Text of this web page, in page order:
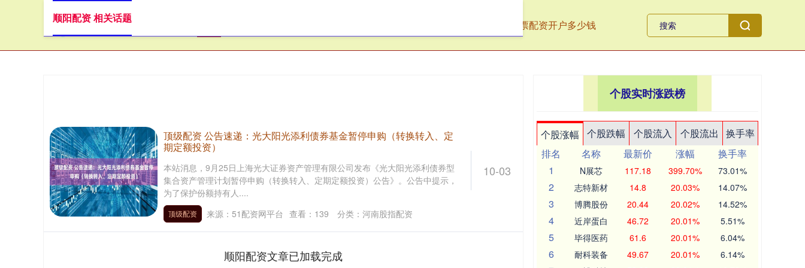
股票配资开户多少钱
顺阳配资 相关话题
10-03
顶级配资 公告速递：光大阳光添利债券基金暂停申购（转换转入、定
期定额投资）
本站消息，9月25日上海光大证券资产管理有限公司发布《光大阳光添利债券型
集合资产管理计划暂停申购（转换转入、定期定额投资）公告》。公告中提示，
为了保护份额持有人....
顶级配资 来源：51配资网平台 查看： 139 分类： 河南股指配资
顺阳配资文章已加载完成
个股实时涨跌榜
个股涨幅 个股跌幅 个股流入 个股流出
换手率
排名
名称 最新价 涨幅
换手率
1
N展芯 117.18 399.70% 73.01%
2 志特新材 14.8 20.03% 14.07%
3 博腾股份 20.44 20.02% 14.52%
4 近岸蛋白 46.72 20.01% 5.51%
5 毕得医药 61.6 20.01% 6.04%
6 耐科装备 49.67 20.01% 6.14%